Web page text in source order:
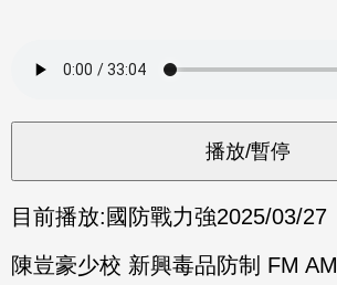
目前播放: 國防戰力強2025/03/27
陳豈豪少校 新興毒品防制 FM AM